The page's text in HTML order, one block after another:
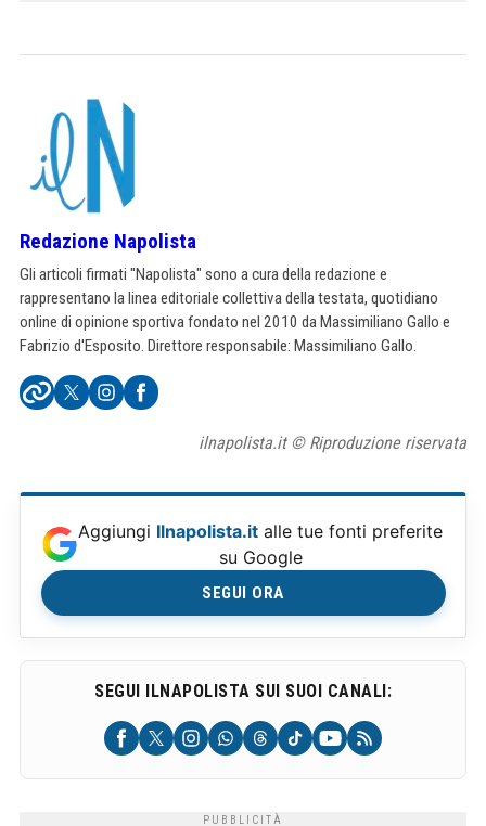
Redazione Napolista
Gli articoli firmati "Napolista" sono a cura della redazione e
rappresentano la linea editoriale collettiva della testata, quotidiano
online di opinione sportiva fondato nel 2010 da Massimiliano Gallo e
Fabrizio d'Esposito. Direttore responsabile: Massimiliano Gallo.
ilnapolista.it © Riproduzione riservata
Aggiungi Ilnapolista.it alle tue fonti preferite
su Google
SEGUI ORA
SEGUI ILNAPOLISTA SUI SUOI CANALI: